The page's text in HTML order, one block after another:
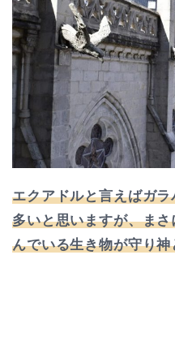
エクアドルと言えばガ
多いと思いますが、ま
んでいる生き物が守り